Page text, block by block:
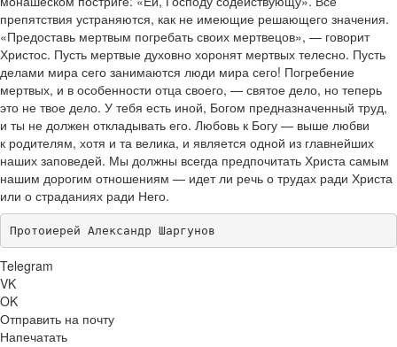
препятствия устраняются, как не имеющие решающего значения.
«Предоставь мертвым погребать своих мертвецов», — говорит
Христос. Пусть мертвые духовно хоронят мертвых телесно. Пусть
делами мира сего занимаются люди мира сего! Погребение
мертвых, и в особенности отца своего, — святое дело, но теперь
это не твое дело. У тебя есть иной, Богом предназначенный труд,
и ты не должен откладывать его. Любовь к Богу — выше любви
к родителям, хотя и та велика, и является одной из главнейших
наших заповедей. Мы должны всегда предпочитать Христа самым
нашим дорогим отношениям — идет ли речь о трудах ради Христа
или о страданиях ради Него.
Протоиерей Александр Шаргунов
Telegram
VK
OK
Отправить на почту
Напечатать